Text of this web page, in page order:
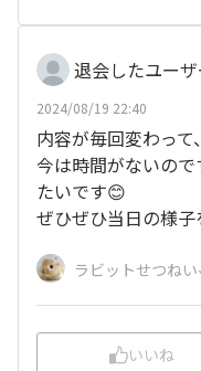
退会したユーザ
2024/08/19 22:40
内容が毎回変わっ
今は時間がないの
たいです😊
ぜひぜひ当日の様子
ラビットせつねい、
いいね